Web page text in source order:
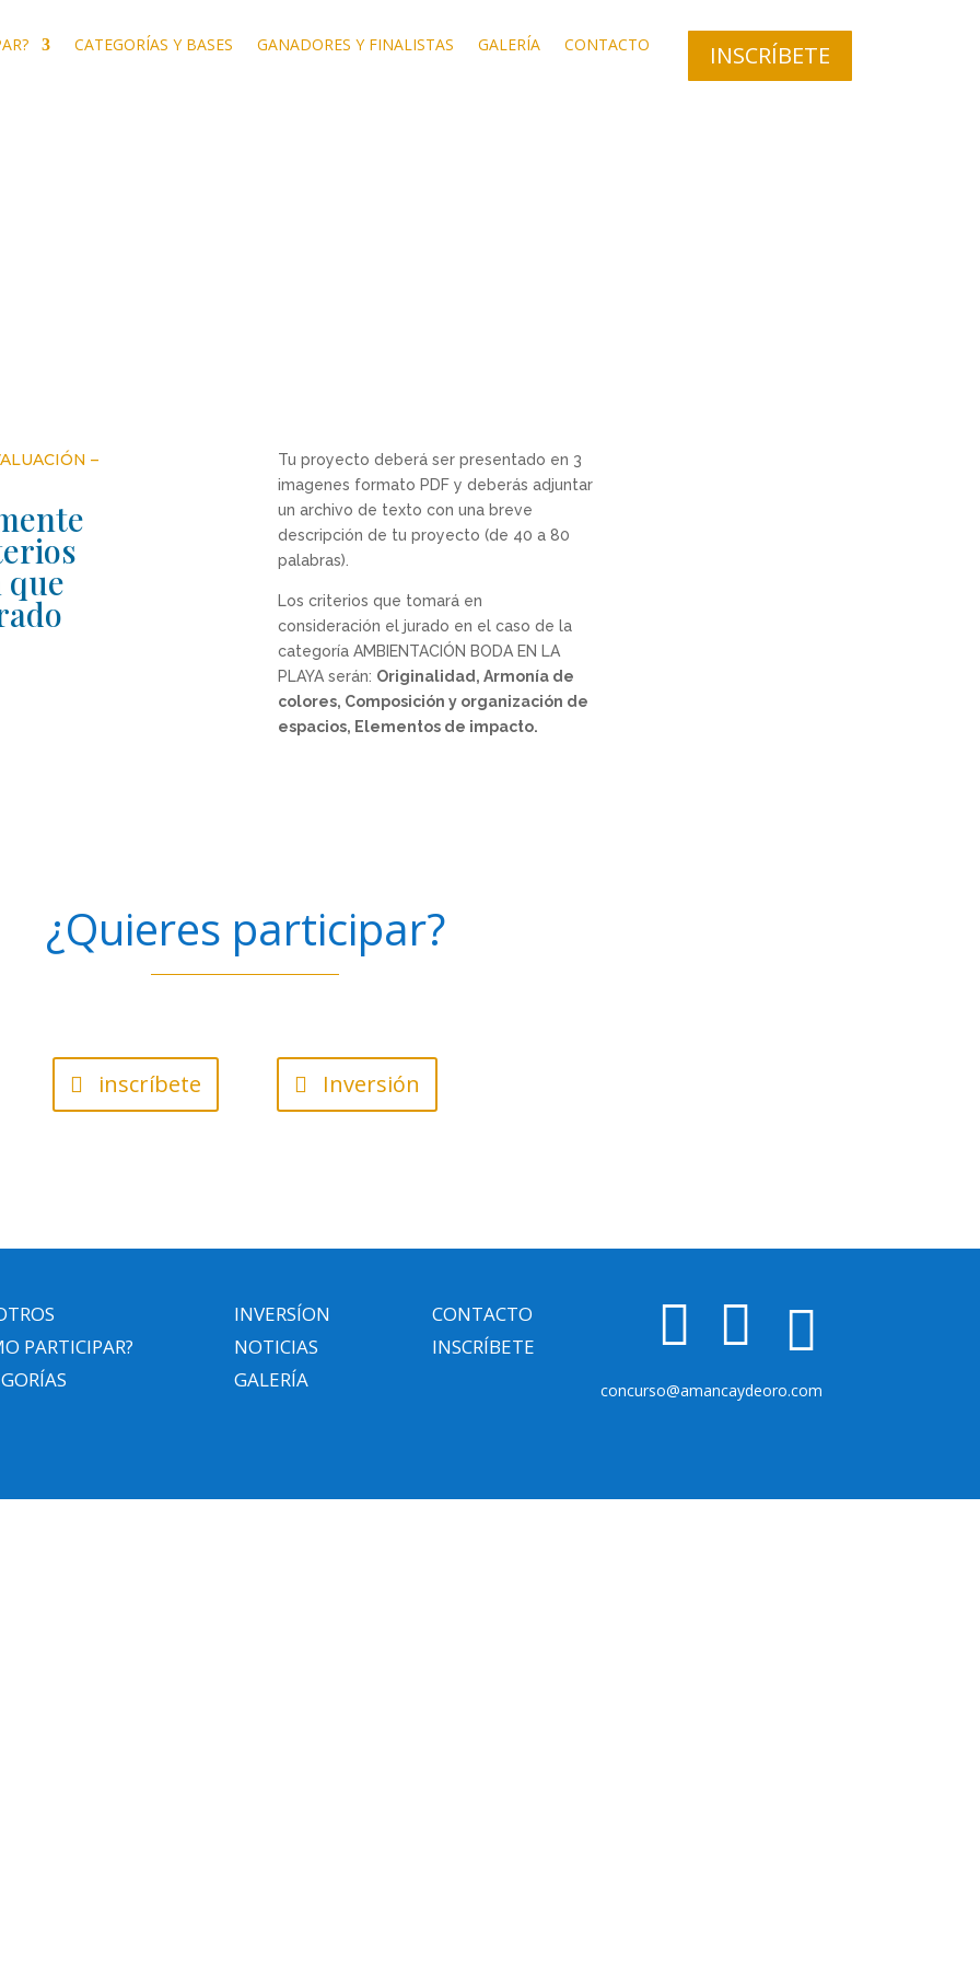
CATEGORÍAS Y BASES GANADORES Y FINALISTAS GALERÍA CONTACTO INSCRÍBETE
–
que
Tu proyecto deberá ser presentado en 3
imagenes formato PDF y deberás adjuntar
un archivo de texto con una breve
descripción de tu proyecto (de 40 a 80
palabras).
Los criterios que tomará en
consideración el jurado en el caso de la
categoría AMBIENTACIÓN BODA EN LA
PLAYA serán: Originalidad, Armonía de
colores, Composición y organización de
espacios, Elementos de impacto.
¿Quieres participar?
inscríbete Inversión
PARTICIPAR?
INVERSÍON
NOTICIAS
GALERÍA
CONTACTO
INSCRÍBETE
  
concurso@amancaydeoro.com